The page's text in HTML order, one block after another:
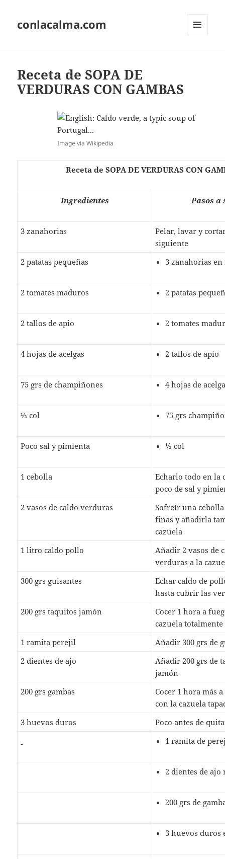
conlacalma.com
Receta de SOPA DE
VERDURAS CON GAMBAS
Image via Wikipedia
Receta de SOPA DE VERDURAS CON
Ingredientes Pasos a
3 zanahorias
Pelar, lavar y
siguiente
2 patatas pequeñas
3 zanahorias
2 tomates maduros 2 patatas
2 tallos de apio 2 tomates
4 hojas de acelgas 2 tallos de apio
75 grs de champiñones 4 hojas de
½ col 75 grs
Poco sal y pimienta ½ col
1 cebolla
Echarlo todo en la
poco de sal y
2 vasos de caldo verduras
Sofreír una
finas y añadirla
cazuela
1 litro caldo pollo
Añadir 2 vasos de
verduras a la
300 grs guisantes
Echar caldo de
hasta cubrir las
200 grs taquitos jamón
Cocer 1 hora a
cazuela totalmente
1 ramita perejil
Añadir 300 grs de
2 dientes de ajo
Añadir 200 grs de
jamón
200 grs gambas
Cocer 1 hora más
con la cazuela
3 huevos duros
Poco antes de
1 ramita de
2 dientes de ajo
200 grs de
3 huevos duros